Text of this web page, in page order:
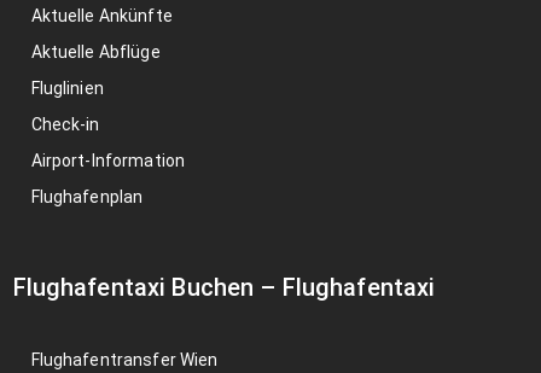
Aktuelle Ankünfte
Aktuelle Abflüge
Fluglinien
Check-in
Airport-Information
Flughafenplan
Flughafentaxi Buchen – Flughafentaxi
Flughafentransfer Wien